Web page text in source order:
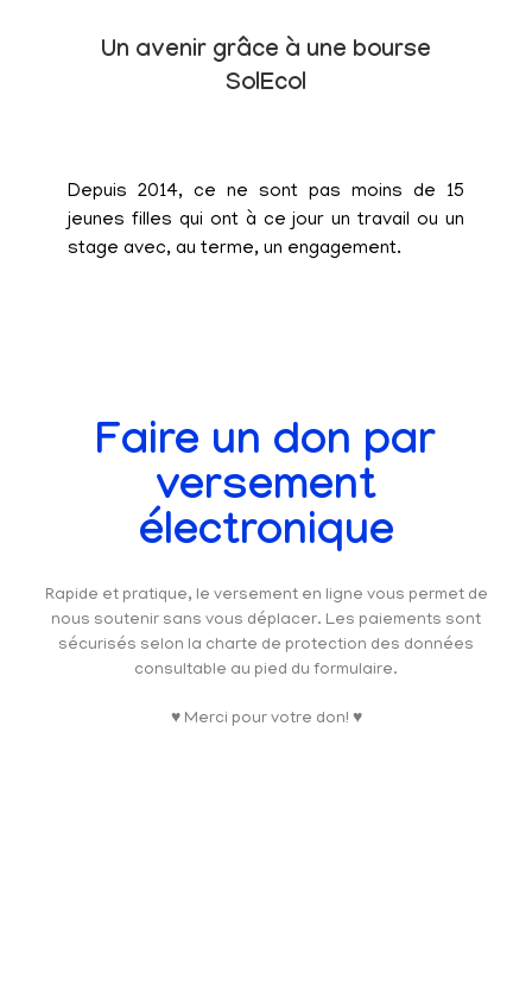
Un avenir grâce à une bourse
SolEcol
Depuis 2014, ce ne sont pas moins de 15
jeunes filles qui ont à ce jour un travail ou un
stage avec, au terme, un engagement.
Faire un don par
versement
électronique
Rapide et pratique, le versement en ligne vous permet de
nous soutenir sans vous déplacer. Les paiements sont
sécurisés selon la charte de protection des données
consultable au pied du formulaire.
♥ Merci pour votre don! ♥